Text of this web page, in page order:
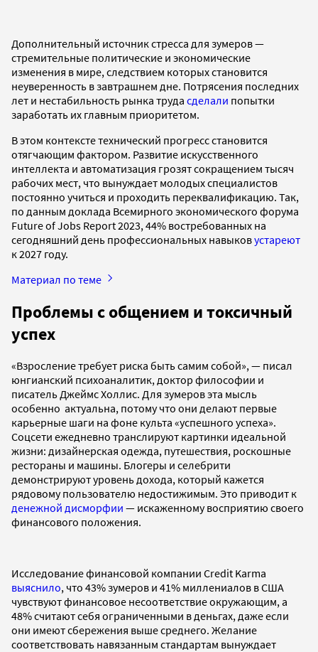
Дополнительный источник стресса для зумеров —
стремительные политические и экономические
изменения в мире, следствием которых становится
неуверенность в завтрашнем дне. Потрясения последних
лет и нестабильность рынка труда сделали попытки
заработать их главным приоритетом.
В этом контексте технический прогресс становится
отягчающим фактором. Развитие искусственного
интеллекта и автоматизация грозят сокращением тысяч
рабочих мест, что вынуждает молодых специалистов
постоянно учиться и проходить переквалификацию. Так,
по данным доклада Всемирного экономического форума
Future of Jobs Report 2023, 44% востребованных на
сегодняшний день профессиональных навыковустареют
к 2027 году.
Материал по теме
Проблемы с общением и токсичный
успех
«Взросление требует риска быть самим собой», — писал
юнгианский психоаналитик, доктор философии и
писатель Джеймс Холлис. Для зумеров эта мысль
особенно актуальна, потому что они делают первые
карьерные шаги на фоне культа «успешного успеха».
Соцсети ежедневно транслируют картинки идеальной
жизни: дизайнерская одежда, путешествия, роскошные
рестораны и машины. Блогеры и селебрити
демонстрируют уровень дохода, который кажется
рядовому пользователю недостижимым. Это приводит к
денежной дисморфии — искаженному восприятию своего
финансового положения.
Исследование финансовой компании Credit Karma
выяснило, что 43% зумеров и 41% миллениалов в США
чувствуют финансовое несоответствие окружающим, а
48% считают себя ограниченными в деньгах, даже если
они имеют сбережения выше среднего. Желание
соответствовать навязанным стандартам вынуждает